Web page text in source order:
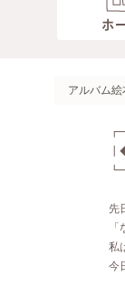
アルバム絵
先
私
今